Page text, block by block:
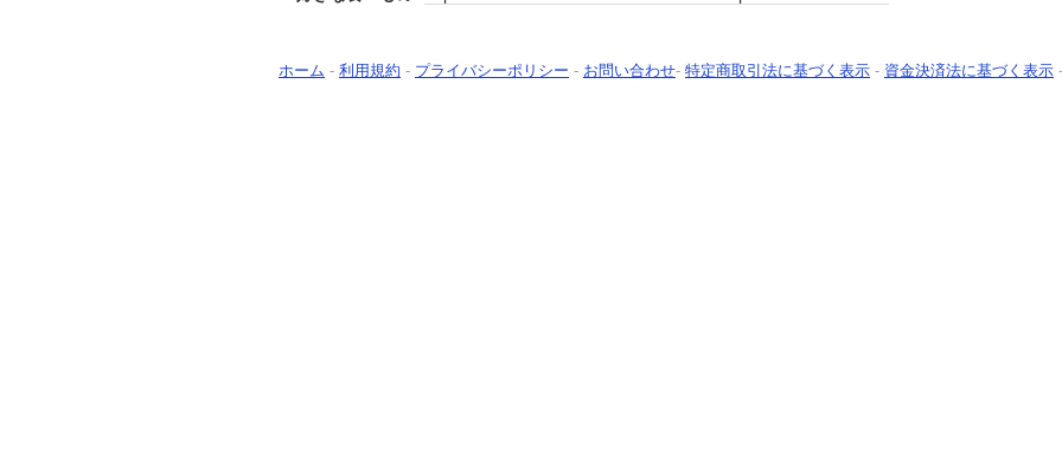
ホーム - 利用規約 - プライバシーポリシー - お問い合わせ- 特定商取引法に基づく表示 - 資金決済法に基づく表示 -